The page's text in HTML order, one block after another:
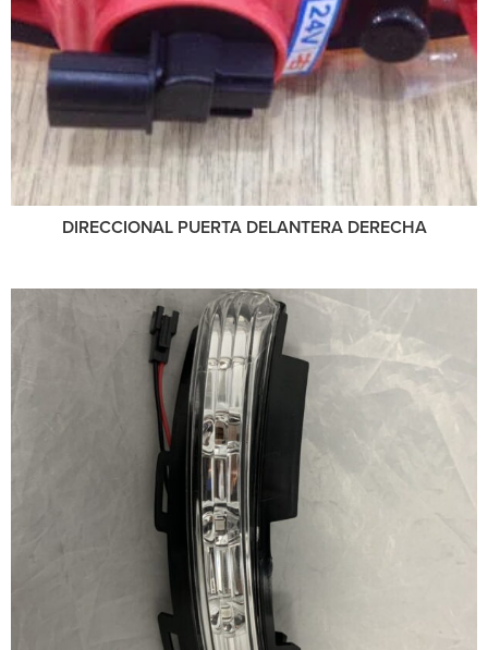
DIRECCIONAL PUERTA DELANTERA DERECHA